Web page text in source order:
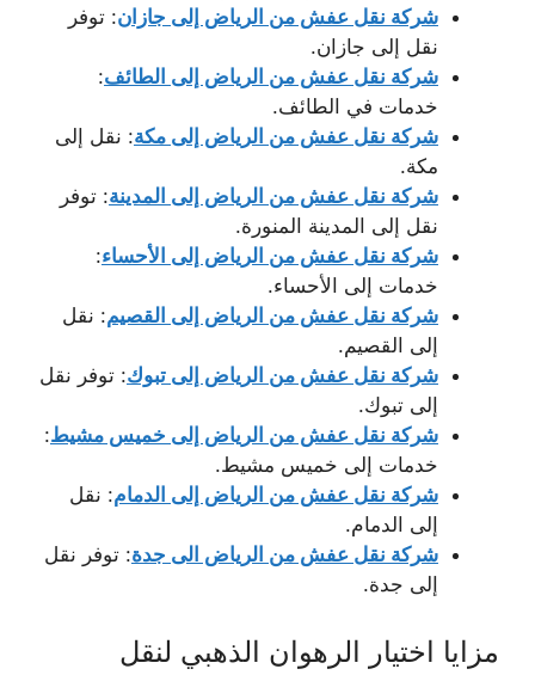
شركة نقل عفش من الرياض إلى جازان: توفر
نقل إلى جازان.
شركة نقل عفش من الرياض إلى الطائف:
خدمات في الطائف.
شركة نقل عفش من الرياض إلى مكة: نقل إلى
مكة.
شركة نقل عفش من الرياض إلى المدينة: توفر
نقل إلى المدينة المنورة.
شركة نقل عفش من الرياض إلى الأحساء:
خدمات إلى الأحساء.
شركة نقل عفش من الرياض إلى القصيم: نقل
إلى القصيم.
شركة نقل عفش من الرياض إلى تبوك: توفر نقل
إلى تبوك.
شركة نقل عفش من الرياض إلى خميس مشيط:
خدمات إلى خميس مشيط.
شركة نقل عفش من الرياض إلى الدمام: نقل
إلى الدمام.
شركة نقل عفش من الرياض الى جدة: توفر نقل
إلى جدة.
مزايا اختيار الرهوان الذهبي لنقل